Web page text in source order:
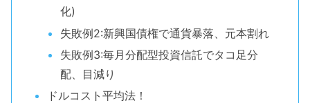
化)
失敗例2:新興国債権で通貨暴落、元本割れ
失敗例3:毎月分配型投資信託でタコ足分
配、目減り
ドルコスト平均法！